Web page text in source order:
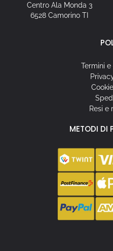
Centro Ala Monda 3
6528 Camorino TI
Termini
Resi e
METODI DI